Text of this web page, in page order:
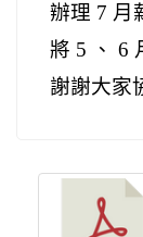
辦理 7 月
將 5 、 6
謝謝大家